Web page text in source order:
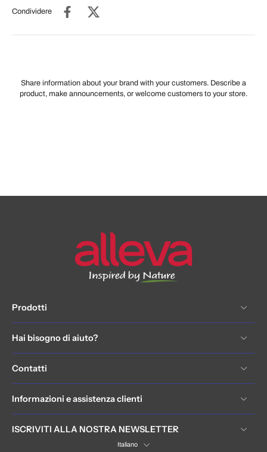
Condividere
Share information about your brand with your customers. Describe a
product, make announcements, or welcome customers to your store.
Prodotti
Hai bisogno di aiuto?
Contatti
Informazioni e assistenza clienti
ISCRIVITI ALLA NOSTRA NEWSLETTER
Italiano